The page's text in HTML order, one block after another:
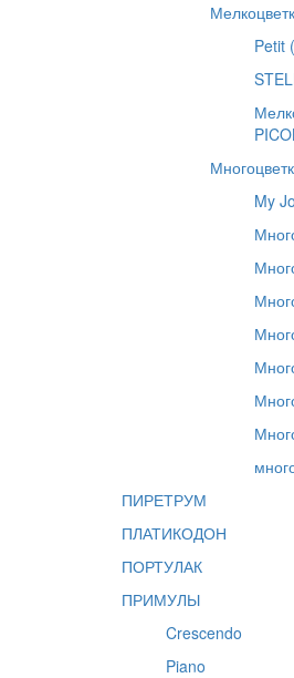
Petit
My
ПИРЕТРУМ
ПЛАТИКОДОН
ПОРТУЛАК
ПРИМУЛЫ
Crescendo
Piano